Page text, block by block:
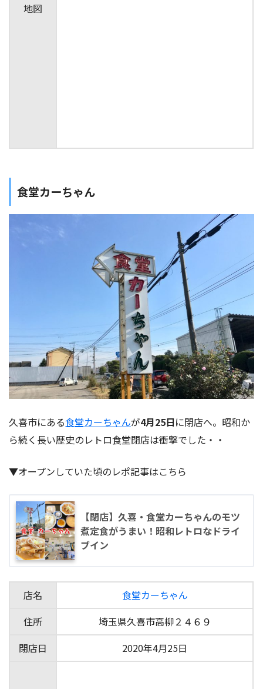
地図
食堂カーちゃん
久喜市にある食堂カーちゃんが4月25日に閉店へ。昭和か
ら続く長い歴史のレトロ食堂閉店は衝撃でした・・
▼オープンしていた頃のレポ記事はこちら
【閉店】久喜・食堂カーちゃんのモツ
煮定食がうまい！昭和レトロなドライ
ブイン
店名
食堂カーちゃん
住所
埼玉県久喜市高柳２４６９
閉店日
2020年4月25日